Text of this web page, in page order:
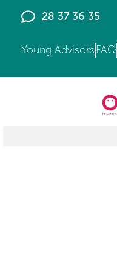
28 37 36 35
Young Advisors FAQ